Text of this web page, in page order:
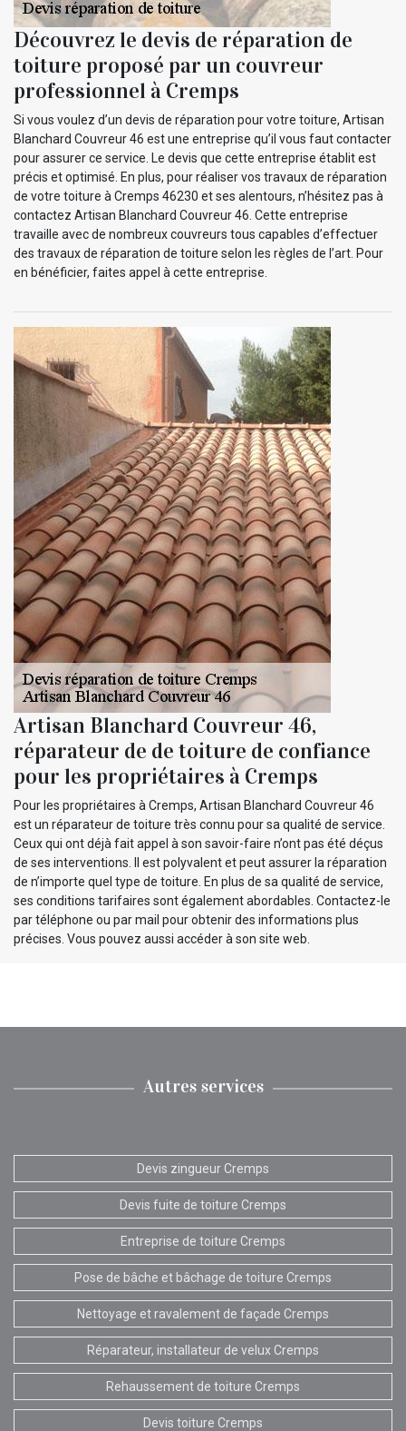
Découvrez le devis de réparation de
toiture proposé par un couvreur
professionnel à Cremps
Si vous voulez d’un devis de réparation pour votre toiture, Artisan
Blanchard Couvreur 46 est une entreprise qu’il vous faut contacter
pour assurer ce service. Le devis que cette entreprise établit est
précis et optimisé. En plus, pour réaliser vos travaux de réparation
de votre toiture à Cremps 46230 et ses alentours, n’hésitez pas à
contactez Artisan Blanchard Couvreur 46. Cette entreprise
travaille avec de nombreux couvreurs tous capables d’effectuer
des travaux de réparation de toiture selon les règles de l’art. Pour
en bénéficier, faites appel à cette entreprise.
Artisan Blanchard Couvreur 46,
réparateur de de toiture de confiance
pour les propriétaires à Cremps
Pour les propriétaires à Cremps, Artisan Blanchard Couvreur 46
est un réparateur de toiture très connu pour sa qualité de service.
Ceux qui ont déjà fait appel à son savoir-faire n’ont pas été déçus
de ses interventions. Il est polyvalent et peut assurer la réparation
de n’importe quel type de toiture. En plus de sa qualité de service,
ses conditions tarifaires sont également abordables. Contactez-le
par téléphone ou par mail pour obtenir des informations plus
précises. Vous pouvez aussi accéder à son site web.
Autres services
Devis zingueur Cremps
Devis fuite de toiture Cremps
Entreprise de toiture Cremps
Pose de bâche et bâchage de toiture Cremps
Nettoyage et ravalement de façade Cremps
Réparateur, installateur de velux Cremps
Rehaussement de toiture Cremps
Devis toiture Cremps